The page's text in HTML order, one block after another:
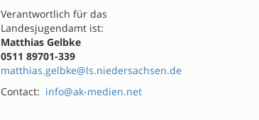
Verantwortlich für das
Landesjugendamt ist:
Matthias Gelbke
0511 89701-339
matthias.gelbke@ls.niedersachsen.de
Contact: info@ak-medien.net